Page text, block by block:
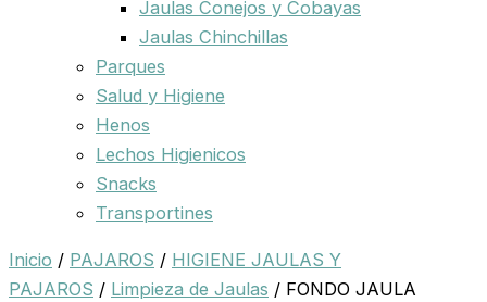
Jaulas Conejos y Cobayas
Jaulas Chinchillas
Parques
Salud y Higiene
Henos
Lechos Higienicos
Snacks
Transportines
Inicio / PAJAROS / HIGIENE JAULAS Y
PAJAROS / Limpieza de Jaulas / FONDO JAULA